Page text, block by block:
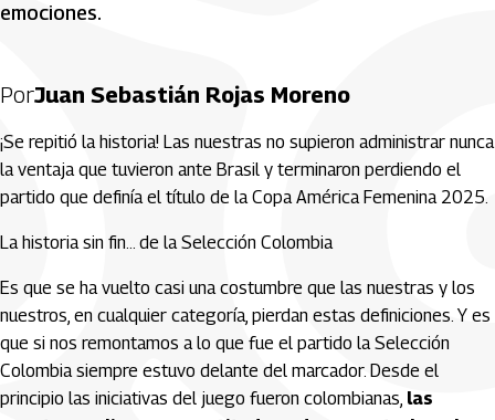
emociones.
PorJuan Sebastián Rojas Moreno
¡Se repitió la historia! Las nuestras no supieron administrar nunca
la ventaja que tuvieron ante Brasil y terminaron perdiendo el
partido que definía el título de la Copa América Femenina 2025.
La historia sin fin… de la Selección Colombia
Es que se ha vuelto casi una costumbre que las nuestras y los
nuestros, en cualquier categoría, pierdan estas definiciones. Y es
que si nos remontamos a lo que fue el partido la Selección
Colombia siempre estuvo delante del marcador. Desde el
principio las iniciativas del juego fueron colombianas, las